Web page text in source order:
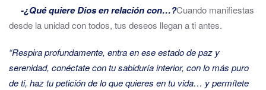
-¿Qué quiere Dios en relación con…?Cuando manifiestas
desde la unidad con todos, tus deseos llegan a ti antes.
“Respira profundamente, entra en ese estado de paz y
serenidad, conéctate con tu sabiduría interior, con lo más puro
de ti, haz tu petición de lo que quieres en tu vida… y permítete